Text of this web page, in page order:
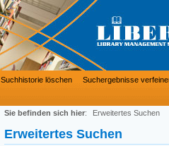
Suchhistorie löschen Suchergebnisse
Sie befinden sich hier: Erweitertes Suchen
Erweitertes Suchen